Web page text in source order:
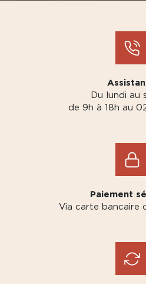
Du lundi au
de 9h à 18h au
Paiement
Via carte bancaire